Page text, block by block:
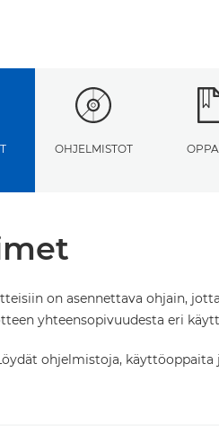
OHJELMISTOT
on asennettava ohjain,
yhteensopivuudesta eri
ohjelmistoja,